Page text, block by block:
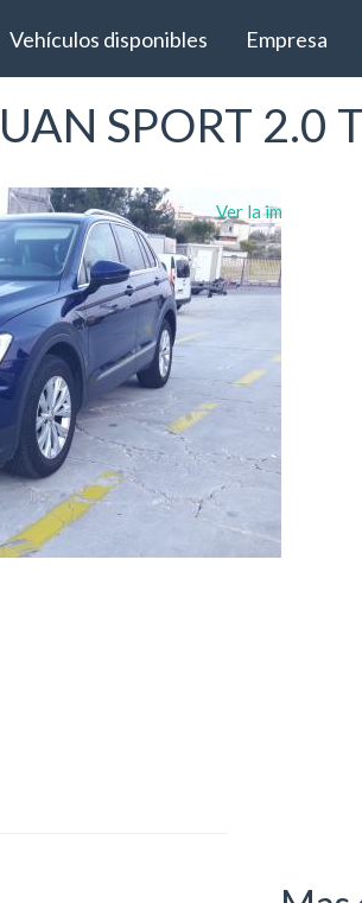
Vehículos disponibles Empresa
SPORT
Ver la imágen